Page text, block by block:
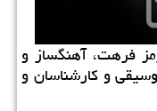
فرهت، آهنگساز و
و كارشناسان و